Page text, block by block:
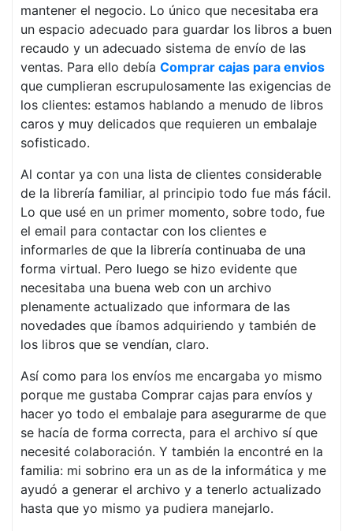
mantener el negocio. Lo único que necesitaba era
un espacio adecuado para guardar los libros a buen
recaudo y un adecuado sistema de envío de las
ventas. Para ello debía Comprar cajas para envios
que cumplieran escrupulosamente las exigencias de
los clientes: estamos hablando a menudo de libros
caros y muy delicados que requieren un embalaje
sofisticado.
Al contar ya con una lista de clientes considerable
de la librería familiar, al principio todo fue más fácil.
Lo que usé en un primer momento, sobre todo, fue
el email para contactar con los clientes e
informarles de que la librería continuaba de una
forma virtual. Pero luego se hizo evidente que
necesitaba una buena web con un archivo
plenamente actualizado que informara de las
novedades que íbamos adquiriendo y también de
los libros que se vendían, claro.
Así como para los envíos me encargaba yo mismo
porque me gustaba Comprar cajas para envíos y
hacer yo todo el embalaje para asegurarme de que
se hacía de forma correcta, para el archivo sí que
necesité colaboración. Y también la encontré en la
familia: mi sobrino era un as de la informática y me
ayudó a generar el archivo y a tenerlo actualizado
hasta que yo mismo ya pudiera manejarlo.